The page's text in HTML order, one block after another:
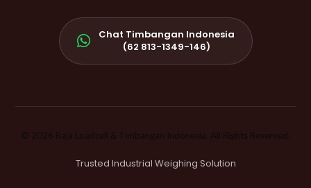
Chat Timbangan Indonesia
(62 813-1349-146)
© 2026 Raja Loadcell & Timbangan Indonesia. All Rights Reserved.
Trusted Industrial Weighing Solution